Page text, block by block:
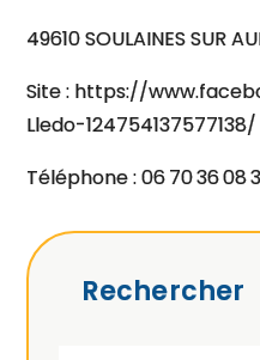
49610 SOULAINES SUR
Site : https://
Lledo-124754137577138/
Téléphone : 06 70 36 08
Rechercher